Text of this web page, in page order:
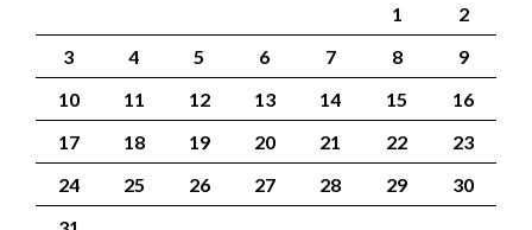
1
2
3
4 5 6 7 8
9
10
11 12 13 14 15
16
17
18 19 20 21 22
23
24
25 26 27 28 29
30